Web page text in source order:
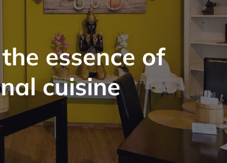
essence of
cuisine